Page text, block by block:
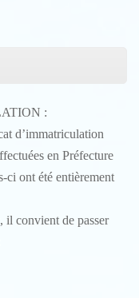
:
d’immatriculation
en Préfecture
ci ont été entièrement
il convient de passer